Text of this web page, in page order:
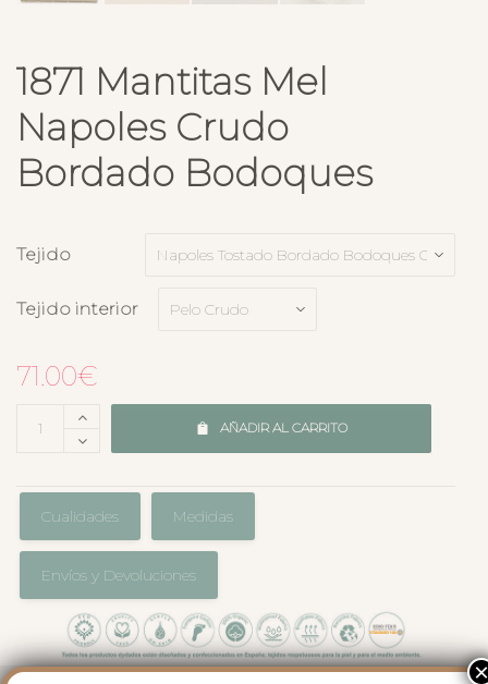
1871 Mantitas Mel
Napoles Crudo
Bordado Bodoques
Tejido
Tejido interior
71.00€
AÑADIR AL CARRITO
Cualidades Medidas
Envíos y Devoluciones
×